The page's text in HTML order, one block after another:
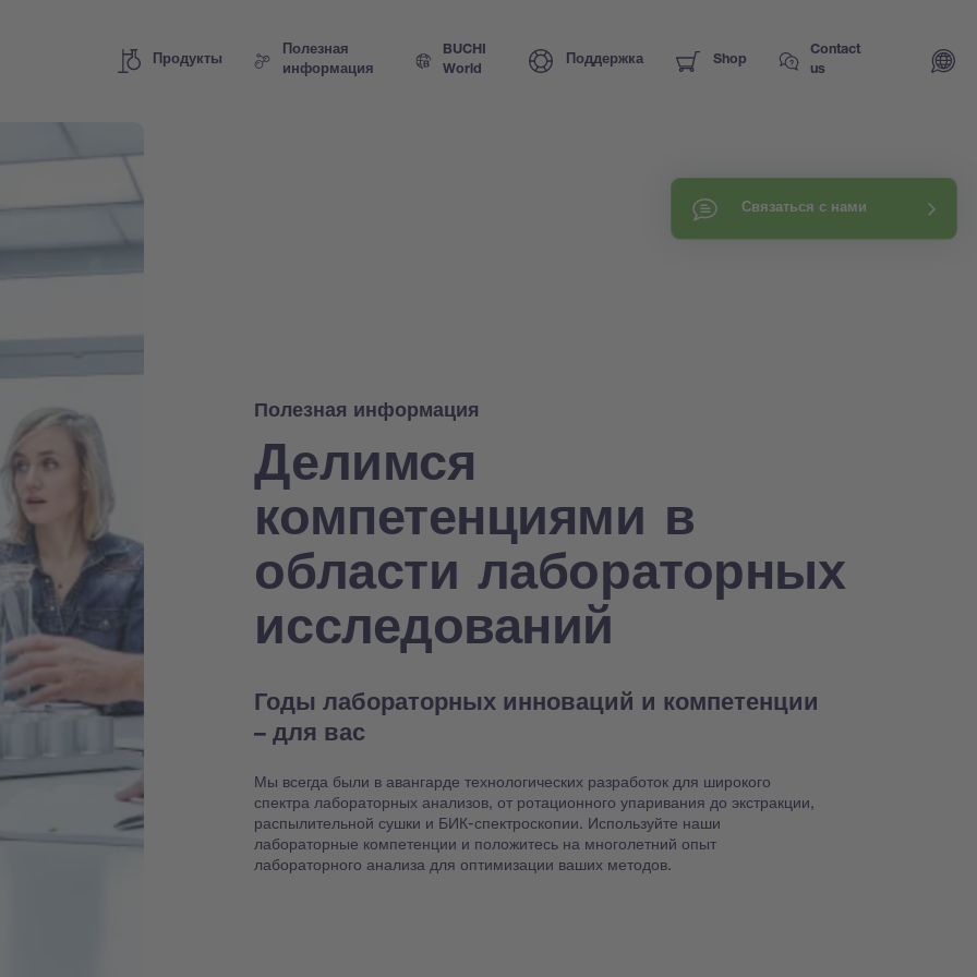
Продукты
Полезная
информация
BUCHI
World
Поддержка Shop
Contact
us
Связаться с нами
Полезная информация
Делимся
компетенциями в
области лабораторных
исследований
Годы лабораторных инноваций и компетенции
– для вас
Мы всегда были в авангарде технологических разработок для широкого
спектра лабораторных анализов, от ротационного упаривания до экстракции,
распылительной сушки и БИК-спектроскопии. Используйте наши
лабораторные компетенции и положитесь на многолетний опыт
лабораторного анализа для оптимизации ваших методов.